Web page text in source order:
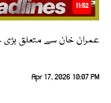
11:52
عمران خان سے متعلق بڑی
Apr 17, 2026 10:07 PM